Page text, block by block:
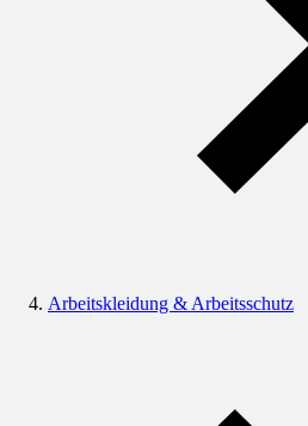
Arbeitskleidung & Arbeitsschutz